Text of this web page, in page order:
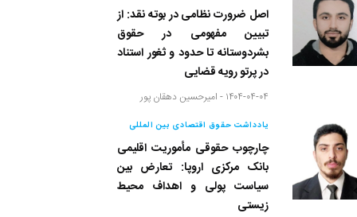
اصل ضرورت نظامی در بوته نقد: از
تبیین مفهومی در حقوق
بشردوستانه تا حدود و ثغور استناد
در پرتو رویه قضایی
۱۴۰۴-۰۴-۰۴ - امیرحسین دهقان پور
یادداشت حقوق اقتصادی بین المللی
چارچوب حقوقی مأموریت اقلیمی
بانک مرکزی اروپا: تعارض بین
سیاست پولی و اهداف محیط
زیستی